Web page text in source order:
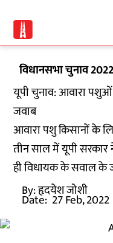
विधानसभा चुनाव 2022
यूपी चुनाव: आवारा पशुओं
जवाब
आवारा पशु किसानों के
तीन साल में यूपी
ही विधायक के सवाल के
By:हृदयेश जोशी
Date: 27 Feb, 2022